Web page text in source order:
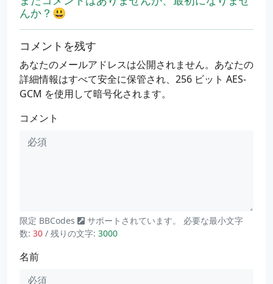
んか？😃
コメントを残す
あなたのメールアドレスは公開されません。あなたの
詳細情報はすべて安全に保管され、256 ビット AES-
GCM を使用して暗号化されます。
コメント
限定 BBCodes
サポートされています。 必要な最小文字
数: 30 / 残りの文字: 3000
名前